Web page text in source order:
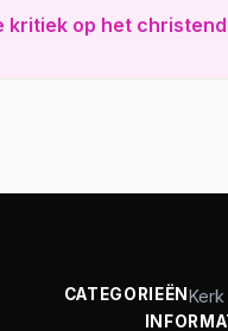
kritiek op het
CATEGORIEËN